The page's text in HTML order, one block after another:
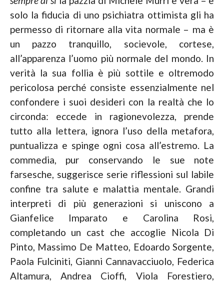
solo la fiducia di uno psichiatra ottimista gli ha
permesso di ritornare alla vita normale – ma è
un pazzo tranquillo, socievole, cortese,
all’apparenza l’uomo più normale del mondo. In
verità la sua follia è più sottile e oltremodo
pericolosa perché consiste essenzialmente nel
confondere i suoi desideri con la realtà che lo
circonda: eccede in ragionevolezza, prende
tutto alla lettera, ignora l’uso della metafora,
puntualizza e spinge ogni cosa all’estremo. La
commedia, pur conservando le sue note
farsesche, suggerisce serie riflessioni sul labile
confine tra salute e malattia mentale. Grandi
interpreti di più generazioni si uniscono a
Gianfelice Imparato e Carolina Rosi,
completando un cast che accoglie Nicola Di
Pinto, Massimo De Matteo, Edoardo Sorgente,
Paola Fulciniti, Gianni Cannavacciuolo, Federica
Altamura, Andrea Cioffi, Viola Forestiero,